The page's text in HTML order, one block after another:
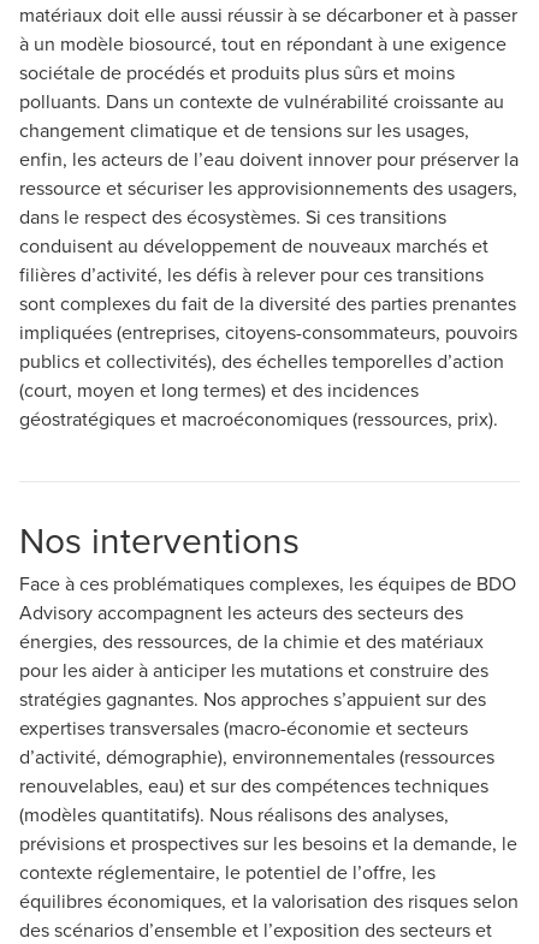
matériaux doit elle aussi réussir à se décarboner et à passer
à un modèle biosourcé, tout en répondant à une exigence
sociétale de procédés et produits plus sûrs et moins
polluants. Dans un contexte de vulnérabilité croissante au
changement climatique et de tensions sur les usages,
enfin, les acteurs de l’eau doivent innover pour préserver la
ressource et sécuriser les approvisionnements des usagers,
dans le respect des écosystèmes. Si ces transitions
conduisent au développement de nouveaux marchés et
filières d’activité, les défis à relever pour ces transitions
sont complexes du fait de la diversité des parties prenantes
impliquées (entreprises, citoyens-consommateurs, pouvoirs
publics et collectivités), des échelles temporelles d’action
(court, moyen et long termes) et des incidences
géostratégiques et macroéconomiques (ressources, prix).
Nos interventions
Face à ces problématiques complexes, les équipes de BDO
Advisory accompagnent les acteurs des secteurs des
énergies, des ressources, de la chimie et des matériaux
pour les aider à anticiper les mutations et construire des
stratégies gagnantes. Nos approches s’appuient sur des
expertises transversales (macro-économie et secteurs
d’activité, démographie), environnementales (ressources
renouvelables, eau) et sur des compétences techniques
(modèles quantitatifs). Nous réalisons des analyses,
prévisions et prospectives sur les besoins et la demande, le
contexte réglementaire, le potentiel de l’offre, les
équilibres économiques, et la valorisation des risques selon
des scénarios d’ensemble et l’exposition des secteurs et